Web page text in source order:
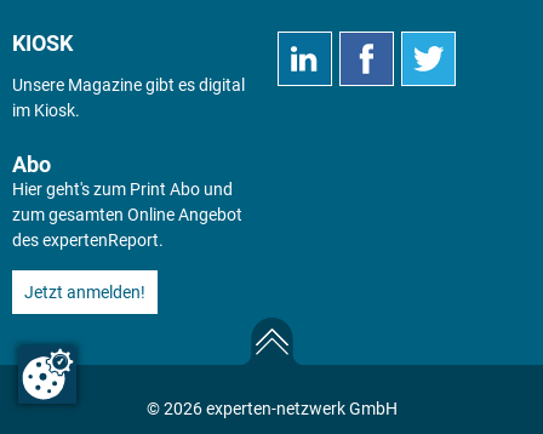
KIOSK
Unsere Magazine gibt es digital
im Kiosk.
Abo
Hier geht's zum Print Abo und
zum gesamten Online Angebot
des expertenReport.
Jetzt anmelden!
© 2026 experten-netzwerk GmbH